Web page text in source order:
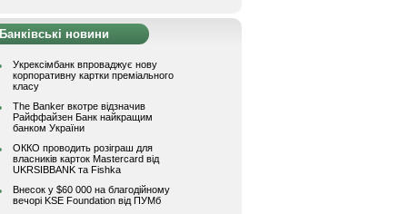
Банківські новини
Укрексімбанк впроваджує нову
корпоративну картки преміального
класу
The Banker вкотре відзначив
Райффайзен Банк найкращим
банком України
ОККО проводить розіграш для
власників карток Mastercard від
UKRSIBBANK та Fishka
Внесок у $60 000 на благодійному
вечорі KSE Foundation від ПУМб